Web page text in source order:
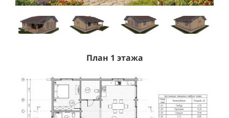
План 1 этажа